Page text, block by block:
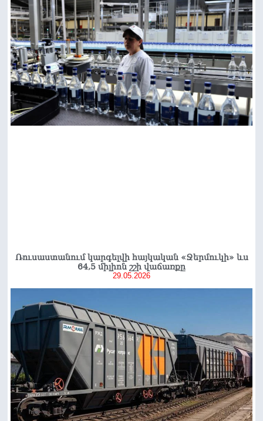
Ռուսաստանում կարգելվի հայկական «Ջերմուկի» ևս
64,5 միլիոն շշի վաճառքը
29.05.2026